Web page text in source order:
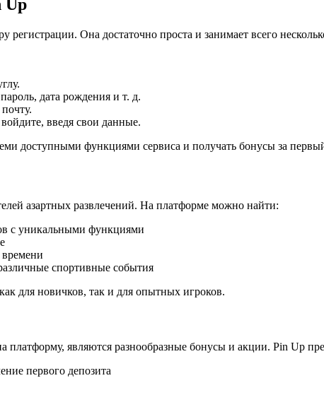
Up
регистрации. Она достаточно проста и занимает всего
дата рождения и т. д.
введя свои данные.
доступными функциями сервиса и получать бонусы за
азартных развлечений. На платформе можно найти:
с уникальными функциями
спортивные события
для новичков, так и для опытных игроков.
являются разнообразные бонусы и акции. Pin Up
первого депозита